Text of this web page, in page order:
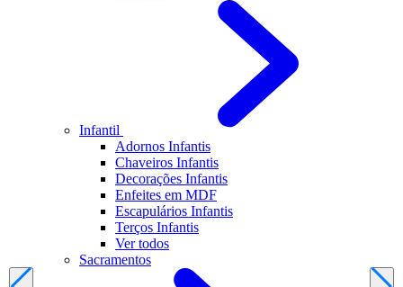
Infantil
Adornos Infantis
Chaveiros Infantis
Decorações Infantis
Enfeites em MDF
Escapulários Infantis
Terços Infantis
Ver todos
Sacramentos